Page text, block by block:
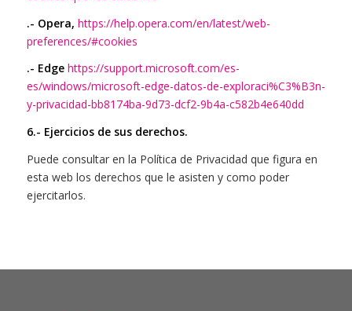
.- Opera, https://help.opera.com/en/latest/web-
preferences/#cookies
.- Edge https://support.microsoft.com/es-
es/windows/microsoft-edge-datos-de-exploraci%C3%B3n-
y-privacidad-bb8174ba-9d73-dcf2-9b4a-c582b4e640dd
6.- Ejercicios de sus derechos.
Puede consultar en la Política de Privacidad que figura en
esta web los derechos que le asisten y como poder
ejercitarlos.